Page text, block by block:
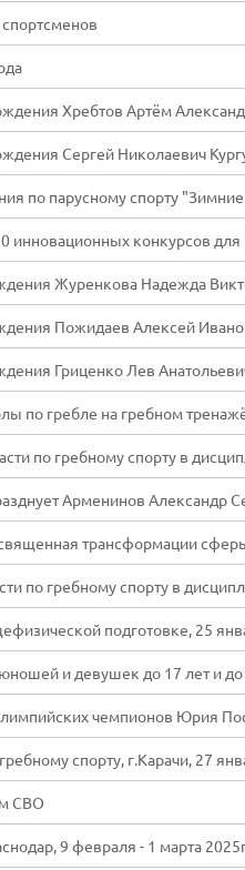
Хребтов Артём
Сергей Николаевич
по парусному спорту
инновационных конкурсов
Журенкова Надежда
Пожидаев Алексей
Гриценко Лев
по гребле на гребном
по гребному спорту в
Арменинов Александр
трансформации
по гребному спорту в
подготовке, 25
и девушек до 17 лет и
чемпионов Юрия
спорту, г.Карачи, 27
СВО
9 февраля - 1 марта